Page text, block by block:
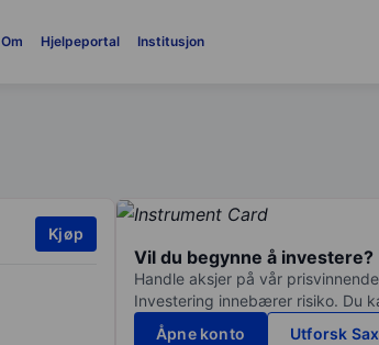
Om Hjelpeportal Institusjon
Kjøp
Vil du begynne å investere?
Handle aksjer på vår
Investering innebærer risiko. Du
Åpne konto
Utforsk